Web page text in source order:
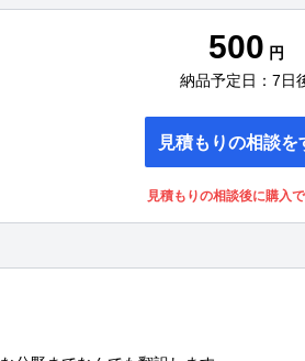
500 円
納品予定日：7日
見積もりの相談を
見積もりの相談後に購入